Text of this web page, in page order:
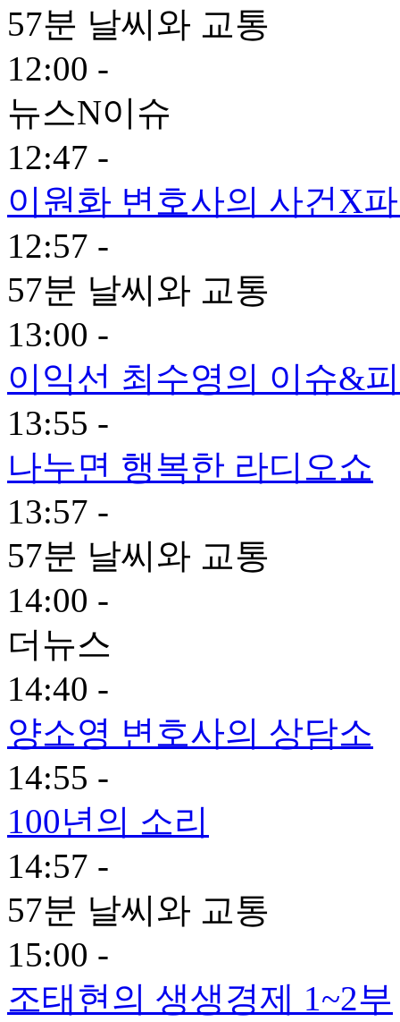
57분 날씨와 교통
12:00 -
뉴스N이슈
12:47 -
이원화 변호사의 사건X
12:57 -
57분 날씨와 교통
13:00 -
이익선 최수영의 이슈&
13:55 -
나누면 행복한 라디오쇼
13:57 -
57분 날씨와 교통
14:00 -
더뉴스
14:40 -
양소영 변호사의 상담소
14:55 -
100년의 소리
14:57 -
57분 날씨와 교통
15:00 -
조태현의 생생경제 1~2부